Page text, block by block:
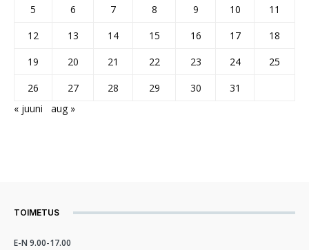
5
6 7 8 9 10
11
12
13 14 15 16 17
18
19
20 21 22 23 24
25
26
27 28 29 30
31
« juuni
aug »
TOIMETUS
E-N 9.00-17.00